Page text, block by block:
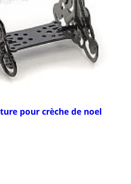
pour crèche de noel